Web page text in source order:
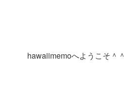
hawaiimemoへようこそ＾＾